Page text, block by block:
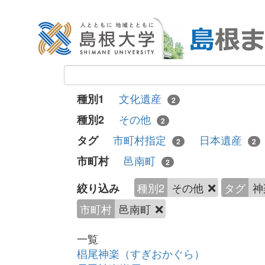
種別1 文化遺産 2
種別2 その他 2
タグ 市町村指定 2 日本遺産 2
市町村 邑南町 2
絞り込み 種別2 その他 タグ
市町村 邑南町
一覧
椙尾神楽（すぎおかぐら）